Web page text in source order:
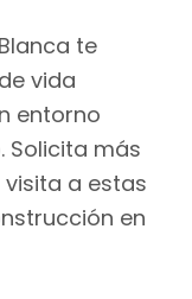
te
vida
entorno
Solicita más
a estas
en